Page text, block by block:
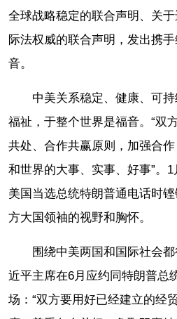
全球战略稳定的联合声明、关
际法权威的联合声明，发出携
音。
中美关系稳定、健康、可
福祉，于整个世界是福音。“双
共处、合作共赢原则，加强合
和世界的大事、实事、好事”。
美国当选总统特朗普通电话时
方大国领袖的视野和胸怀。
围绕中美两国和国际社会
近平主席在6月应约同特朗普总
场：“双方要用好已经建立的经